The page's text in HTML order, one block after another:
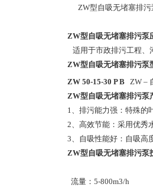
ZW型自吸无堵塞排污
ZW型自吸无堵塞排污泵
适用于市政排污工程、
ZW型自吸无堵塞排污泵
ZW 50-15-30 P B ZW –
ZW型自吸无堵塞排污泵
1、排污能力强：特殊的
2、高效节能：采用优秀
3、自吸性能好：自吸高
ZW型自吸无堵塞排污泵
流量：5-800m3/h